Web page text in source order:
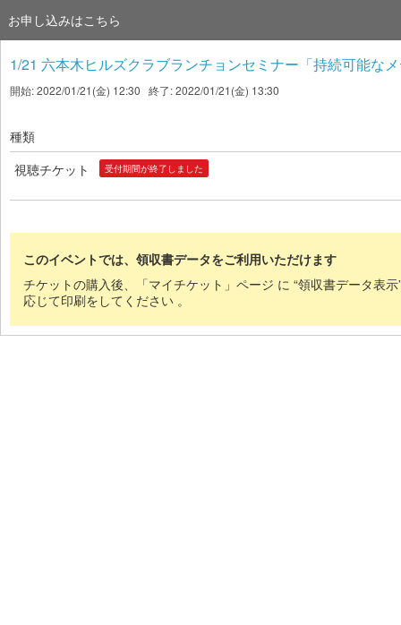
お申し込みはこちら
1/21 六本木ヒルズクラブランチョンセミナー「持続可能な
開始: 2022/01/21(金) 12:30 終了: 2022/01/21(金) 13:30
種類
視聴チケット
受付期間が終了しました
このイベントでは、領収書データをご利用いただけます
チケットの購入後、「マイチケット」ページ に “領収書データ表
応じて印刷をしてください 。